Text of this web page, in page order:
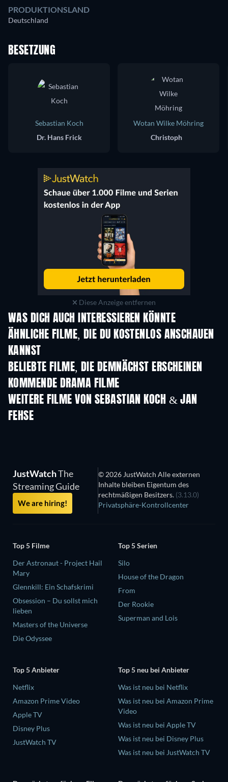
PRODUKTIONSLAND
Deutschland
BESETZUNG
Sebastian Koch
Dr. Hans Frick
Wotan Wilke Möhring
Christoph
Diese Anzeige entfernen
WAS DICH AUCH INTERESSIEREN KÖNNTE
ÄHNLICHE FILME, DIE DU KOSTENLOS ANSCHAUEN
KANNST
BELIEBTE FILME, DIE DEMNÄCHST ERSCHEINEN
KOMMENDE DRAMA FILME
WEITERE FILME VON SEBASTIAN KOCH & JAN
FEHSE
JustWatchThe
Streaming Guide
We are hiring!
© 2026 JustWatch Alle externen
Inhalte bleiben Eigentum des
rechtmäßigen Besitzers. (3.13.0)
Privatsphäre-Kontrollcenter
Top 5 Filme
Der Astronaut - Project Hail
Mary
Glennkill: Ein Schafskrimi
Obsession – Du sollst mich
lieben
Masters of the Universe
Die Odyssee
Top 5 Serien
Silo
House of the Dragon
From
Der Rookie
Superman and Lois
Top 5 Anbieter
Netflix
Amazon Prime Video
Apple TV
Disney Plus
JustWatch TV
Top 5 neu bei Anbieter
Was ist neu bei Netflix
Was ist neu bei Amazon Prime
Video
Was ist neu bei Apple TV
Was ist neu bei Disney Plus
Was ist neu bei JustWatch TV